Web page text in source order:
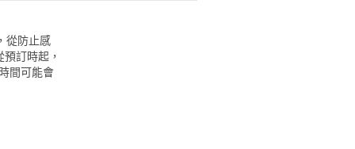
從防止感
訂時起，
間可能會